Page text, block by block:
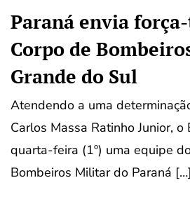
Paraná envia
Corpo de
Grande do Sul
Atendendo a uma
Carlos Massa Ratinho Junior,
quarta-feira (1º) uma equipe
Bombeiros Militar do Paraná […]